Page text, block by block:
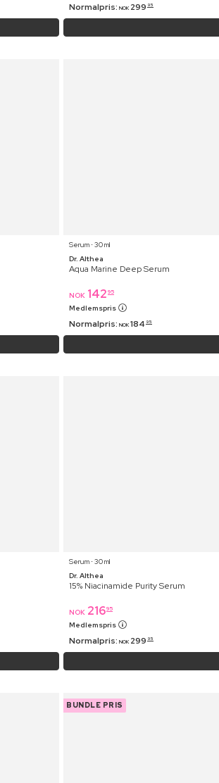
Normalpris: NOK 299 95
Serum ⋅ 30 ml
Dr. Althea
Aqua Marine Deep Serum
NOK 142 95
Medlemspris
Normalpris: NOK 184 95
Serum ⋅ 30 ml
Dr. Althea
15% Niacinamide Purity Serum
NOK 21695
Medlemspris
Normalpris: NOK 299 95
BUNDLE PRIS